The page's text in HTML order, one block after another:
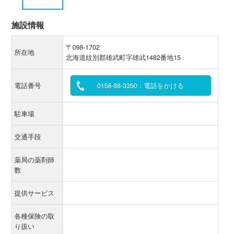
施設情報
所在地
〒098-1702
北海道紋別郡雄武町字雄武1482番地15
電話番号 0158-88-3350：電話をかける
駐車場
交通手段
薬局の薬剤師
数
提供サービス
各種保険の取
り扱い